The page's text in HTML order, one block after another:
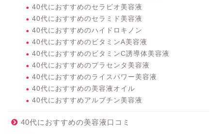
40代におすすめのセラビオ美容液
40代におすすめのセラミド美容液
40代におすすめのハイドロキノン
40代におすすめのビタミンA美容液
40代におすすめのビタミンC誘導体美容液
40代におすすめのプラセンタ美容液
40代におすすめのライスパワー美容液
40代におすすめの美容液オイル
40代におすすめアルブチン美容液
40代におすすめの美容液口コミ